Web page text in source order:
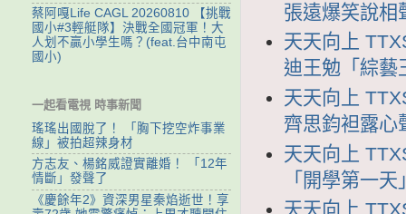
張遠爆笑說相
天天向上
迪王勉「綜藝
天天向上
齊思鈞袒露心
天天向上
「開學第一
天天向上
蔡阿嘎Life CAGL 20260810 【挑戰
國小#3輕艇隊】決戰全國冠軍！大
人划不贏小學生嗎？(feat.台中南屯
國小)
一起看電視 時事新聞
瑤瑤出國脫了！ 「胸下挖空炸事業
線」被拍超辣身材
方志友、楊銘威證實離婚！ 「12年
情斷」發聲了
《慶餘年2》資深男星秦焰逝世！享